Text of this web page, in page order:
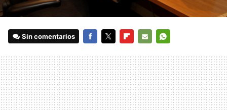
Sin comentarios
MAIL